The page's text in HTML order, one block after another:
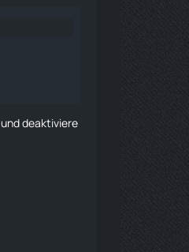
und deaktiviere